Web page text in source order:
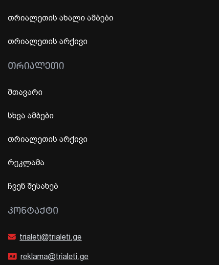
თრიალეთის ახალი ამბები
თრიალეთის არქივი
ᲗᲠᲘᲐᲚᲔᲗᲘ
მთავარი
სხვა ამბები
თრიალეთის არქივი
რეკლამა
ჩვენ შესახებ
ᲙᲝᲜᲢᲐᲥᲢᲘ
trialeti@trialeti.ge
reklama@trialeti.ge